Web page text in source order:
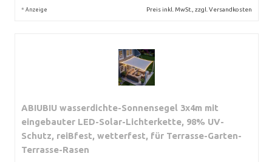
* Anzeige Preis inkl. MwSt., zzgl. Versandkosten
ABIUBIU wasserdichte-Sonnensegel 3x4m mit
eingebauter LED-Solar-Lichterkette, 98% UV-
Schutz, reiBfest, wetterfest, für Terrasse-Garten-
Terrasse-Rasen